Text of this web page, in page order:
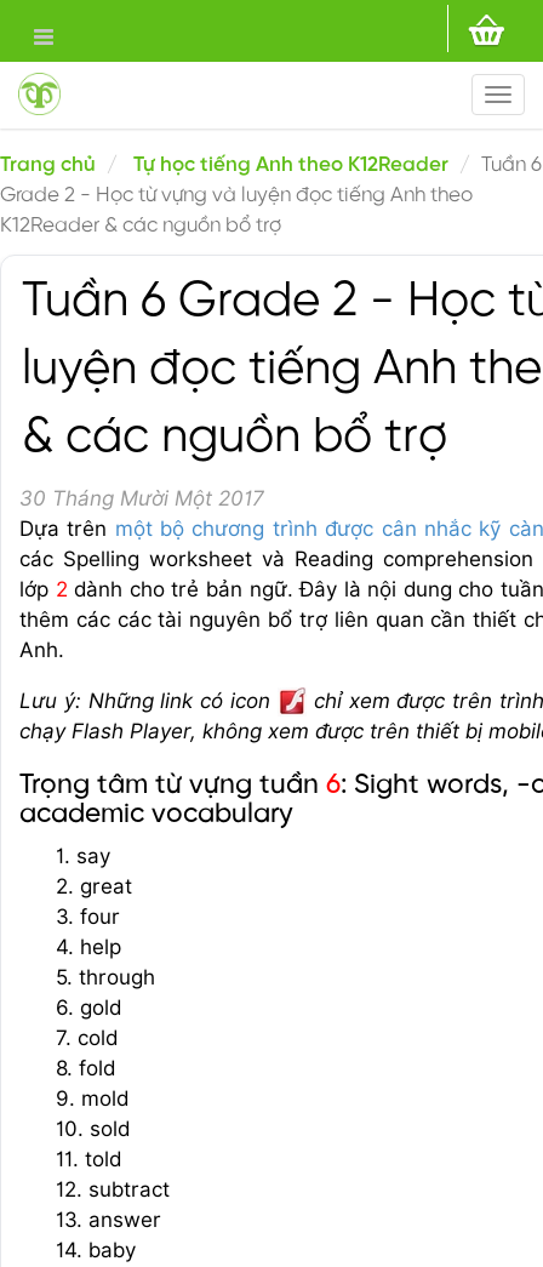
Trang chủ Tự học tiếng Anh theo K12Reader
Tuần 6
Grade 2 - Học từ vựng và luyện đọc tiếng Anh theo
K12Reader & các nguồn bổ trợ
Tuần 6 Grade 2 - Học
luyện đọc tiếng Anh
& các nguồn bổ trợ
30 Tháng Mười Một 2017
Dựa trên một bộ chương trình được cân nhắc kỹ
các Spelling worksheet và Reading
lớp 2 dành cho trẻ bản ngữ. Đây là nội dung cho
thêm các các tài nguyên bổ trợ liên quan cần thiết
Anh.
Lưu ý: Những link có icon
chỉ xem được trên
chạy Flash Player, không xem được trên thiết bị
Trọng tâm từ vựng tuần 6: Sight words,
academic vocabulary
1. say
2. great
3. four
4. help
5. through
6. gold
7. cold
8. fold
9. mold
10. sold
11. told
12. subtract
13. answer
14. baby